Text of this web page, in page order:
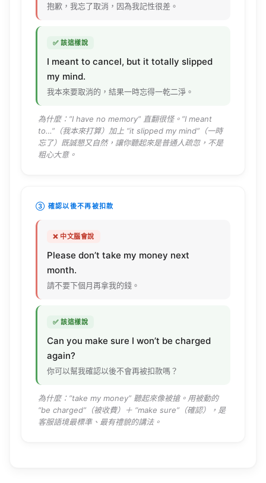
抱歉，我忘了取消，因為我記性很差。
✅ 該這樣說
I meant to cancel, but it totally slipped
my mind.
我本來要取消的，結果一時忘得一乾二淨。
為什麼：”I have no memory” 直翻很怪。”I meant
to…”（我本來打算）加上 “it slipped my mind”（一時
忘了）既誠懇又自然，讓你聽起來是普通人疏忽，不是
粗心大意。
③ 確認以後不再被扣款
❌ 中文腦會說
Please don’t take my money next
month.
請不要下個月再拿我的錢。
✅ 該這樣說
Can you make sure I won’t be charged
again?
你可以幫我確認以後不會再被扣款嗎？
為什麼：”take my money” 聽起來像被搶。用被動的
“be charged”（被收費）＋ “make sure”（確認），是
客服語境最標準、最有禮貌的講法。